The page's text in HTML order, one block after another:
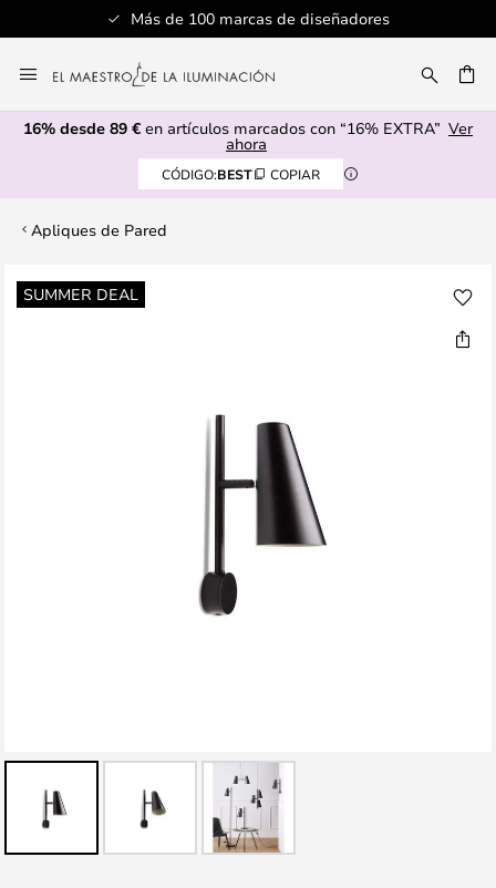
Más de 100 marcas de diseñadores
al
contenido
16% desde 89 € en artículos marcados con “16% EXTRA” Ver
ahora
CÓDIGO:BEST COPIAR
Apliques de Pared
SUMMER DEAL
Saltar
al